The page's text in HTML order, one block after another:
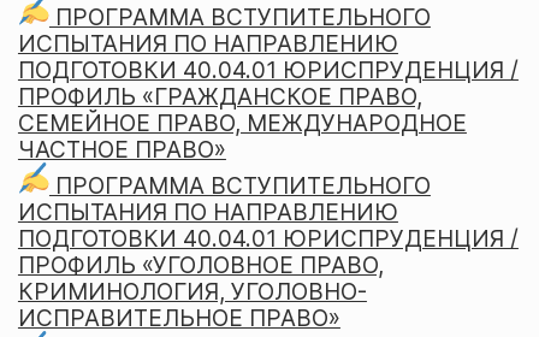
ПРОГРАММА ВСТУПИТЕЛЬНОГО
ИСПЫТАНИЯ ПО НАПРАВЛЕНИЮ
ПОДГОТОВКИ 40.04.01 ЮРИСПРУДЕНЦИЯ /
ПРОФИЛЬ «ГРАЖДАНСКОЕ ПРАВО,
СЕМЕЙНОЕ ПРАВО, МЕЖДУНАРОДНОЕ
ЧАСТНОЕ ПРАВО»
ПРОГРАММА ВСТУПИТЕЛЬНОГО
ИСПЫТАНИЯ ПО НАПРАВЛЕНИЮ
ПОДГОТОВКИ 40.04.01 ЮРИСПРУДЕНЦИЯ /
ПРОФИЛЬ «УГОЛОВНОЕ ПРАВО,
КРИМИНОЛОГИЯ, УГОЛОВНО-
ИСПРАВИТЕЛЬНОЕ ПРАВО»